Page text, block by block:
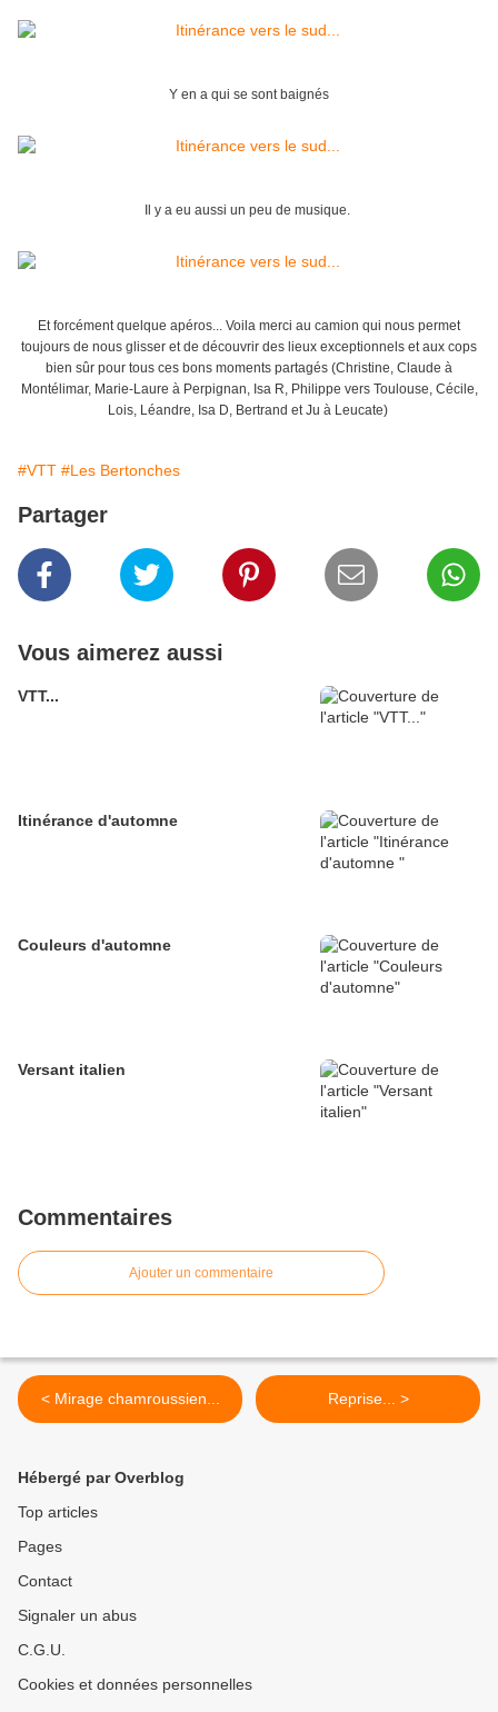
Y en a qui se sont baignés
Il y a eu aussi un peu de musique.
Et forcément quelque apéros... Voila merci au camion qui nous permet
toujours de nous glisser et de découvrir des lieux exceptionnels et aux cops
bien sûr pour tous ces bons moments partagés (Christine, Claude à
Montélimar, Marie-Laure à Perpignan, Isa R, Philippe vers Toulouse, Cécile,
Lois, Léandre, Isa D, Bertrand et Ju à Leucate)
#VTT #Les Bertonches
Partager
Vous aimerez aussi
VTT...
Itinérance d'automne
Couleurs d'automne
Versant italien
Commentaires
Ajouter un commentaire
< Mirage chamroussien... Reprise... >
Hébergé par Overblog
Top articles
Pages
Contact
Signaler un abus
C.G.U.
Cookies et données personnelles